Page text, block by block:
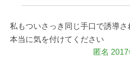
私もついさっき同じ手口で誘導さ
本当に気を付けてください
匿名